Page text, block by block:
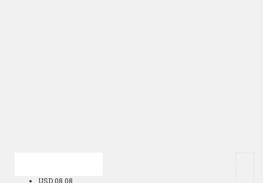
USD 08.08